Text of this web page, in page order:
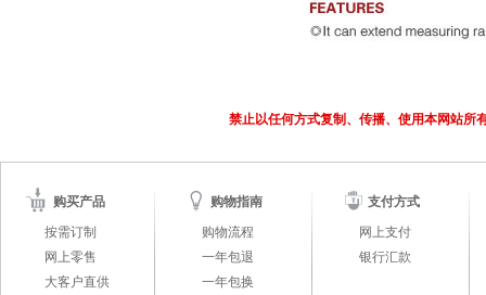
禁止以任何方式复制、传播、使用本网站所
购买产品
按需订制
网上零售
大客户直供
购物指南
购物流程
一年包退
一年包换
支付方式
网上支付
银行汇款